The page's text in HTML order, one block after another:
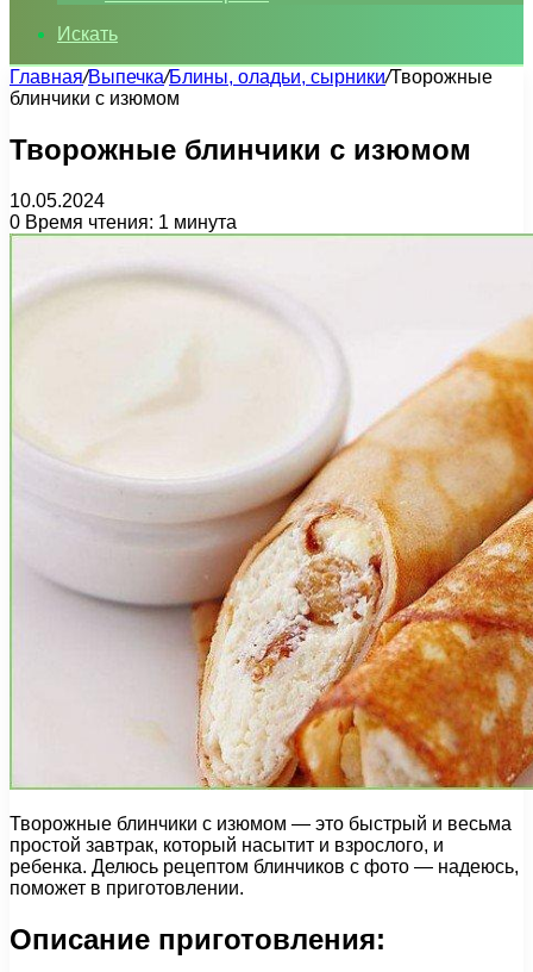
Искать
Главная/Выпечка/Блины, оладьи, сырники/Творожные
блинчики с изюмом
Творожные блинчики с изюмом
10.05.2024
0 Время чтения: 1 минута
Творожные блинчики с изюмом — это быстрый и весьма
простой завтрак, который насытит и взрослого, и
ребенка. Делюсь рецептом блинчиков с фото — надеюсь,
поможет в приготовлении.
Описание приготовления: